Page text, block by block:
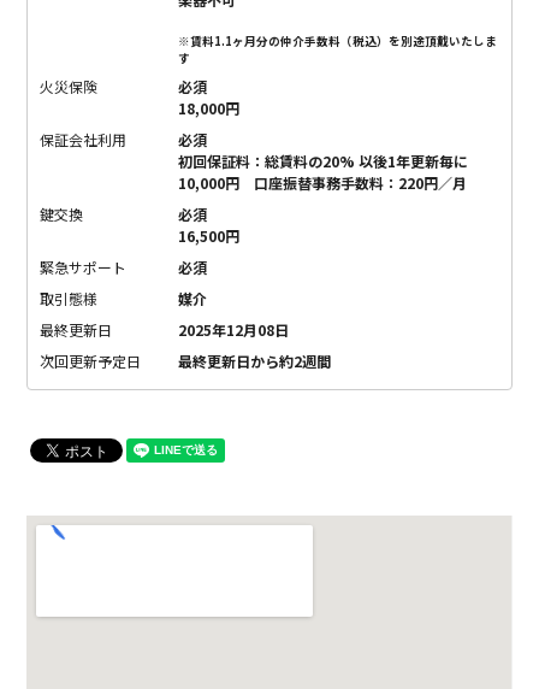
※賃料1.1ヶ月分の仲介手数料（税込）を別途頂戴いたしま
す
火災保険
必須
18,000円
保証会社利用
必須
初回保証料：総賃料の20% 以後1年更新毎に
10,000円 口座振替事務手数料：220円／月
鍵交換
必須
16,500円
緊急サポート
必須
取引態様
媒介
最終更新日
2025年12月08日
次回更新予定日
最終更新日から約2週間